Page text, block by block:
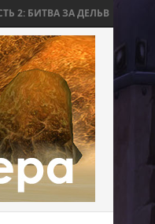
WORLD WAR BEE